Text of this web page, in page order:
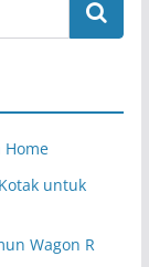
Home
untuk
Wagon R